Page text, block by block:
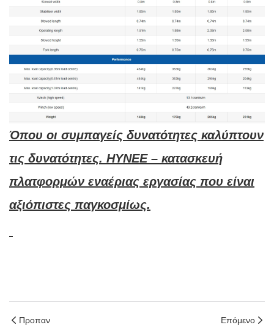
Όπου οι συμπαγείς δυνατότητες καλύπτουν
τις δυνατότητες. HYNEE – κατασκευή
πλατφορμών εναέριας εργασίας που είναι
αξιόπιστες παγκοσμίως.
Προπαν Επόμενο